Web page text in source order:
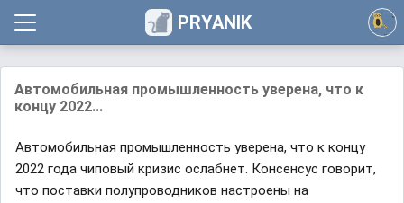
PRYANIK
Автомобильная промышленность уверена, что к
концу 2022...
Автомобильная промышленность уверена, что к концу
2022 года чиповый кризис ослабнет. Консенсус говорит,
что поставки полупроводников настроены на